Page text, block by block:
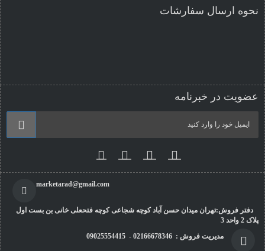
نحوه ارسال سفارشات
عضویت در خبرنامه
marketarad@gmail.com
دفتر فروش:تهران میدان حسن آباد کوچه شجاعی کوچه فتحعلی خانی بن بست اول
پلاک 2 واحد 3
مدیریت فروش : 02166678346 - 09025554415